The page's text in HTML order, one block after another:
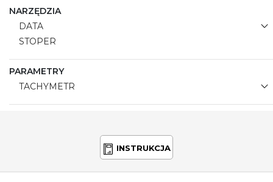
NARZĘDZIA
DATA
STOPER
PARAMETRY
TACHYMETR
INSTRUKCJA